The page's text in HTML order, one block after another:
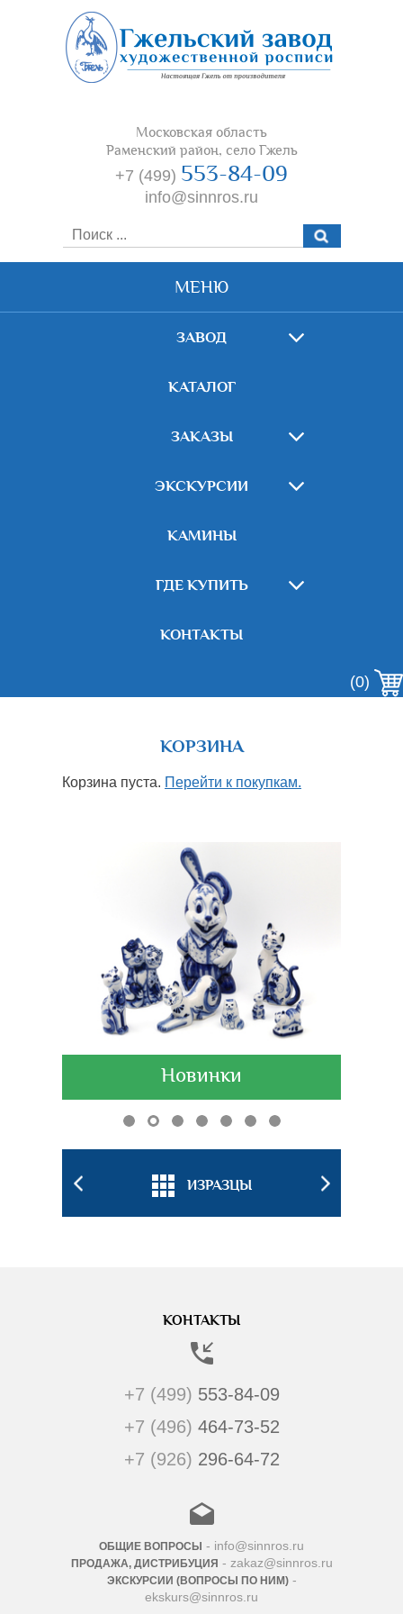
Московская область
Раменский район, село Гжель
+7 (499) 553-84-09
info@sinnros.ru
МЕНЮ
ЗАВОД
КАТАЛОГ
ЗАКАЗЫ
ЭКСКУРСИИ
КАМИНЫ
ГДЕ КУПИТЬ
КОНТАКТЫ
(0)
КОРЗИНА
Корзина пуста. Перейти к покупкам.
Новинки
ИЗРАЗЦЫ
КОНТАКТЫ
+7 (499) 553-84-09
+7 (496) 464-73-52
+7 (926) 296-64-72
ОБЩИЕ ВОПРОСЫ - info@sinnros.ru
ПРОДАЖА, ДИСТРИБУЦИЯ - zakaz@sinnros.ru
ЭКСКУРСИИ (ВОПРОСЫ ПО НИМ)-
ekskurs@sinnros.ru